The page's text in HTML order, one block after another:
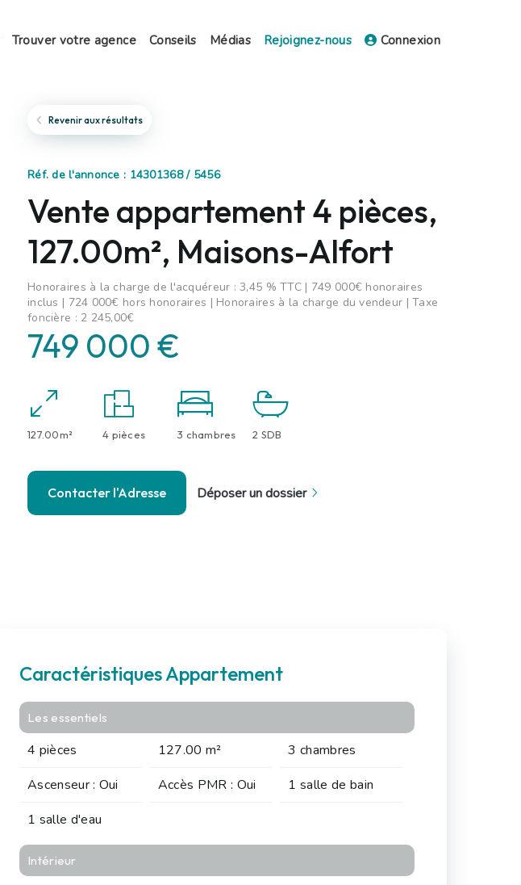
Trouver votre agence Conseils Médias Rejoignez-nous Connexion
Revenir aux résultats
Réf. de l'annonce : 14301368 / 5456
Vente appartement 4 pièces,
127.00m², Maisons-Alfort
Honoraires à la charge de l'acquéreur : 3,45 % TTC | 749 000€ honoraires
inclus | 724 000€ hors honoraires | Honoraires à la charge du vendeur | Taxe
foncière : 2 245,00€
749 000 €
127.00m² 4 pièces 3 chambres 2 SDB
Contacter l'Adresse Déposer un dossier
Caractéristiques Appartement
Les essentiels
4 pièces 127.00 m²
3 chambres
Ascenseur : Oui
Accès PMR : Oui
1 salle de bain
1 salle d'eau
Intérieur